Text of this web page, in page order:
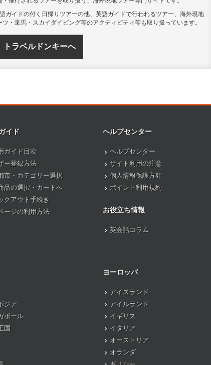
ガイドの付く日帰りツアーの他、英語ガイドで行われるツアー、海外現地
・乗馬・スカイダイビング等のアクティビティ等も取り扱っています。
トラベルドンキーへ
イド
ガイド目次
ー登録方法
市・カテゴリー選択
品の選択・カートへ
クアウト手続き
ージの利用方法
ヘルプセンター
ヘルプセンター
サイト利用の注意
個人情報保護方針
ポイント利用規約
お役立ち情報
英会話コラム
ジア
ポール
国
ヨーロッパ
アイスランド
アイルランド
イギリス
イタリア
オーストリア
オランダ